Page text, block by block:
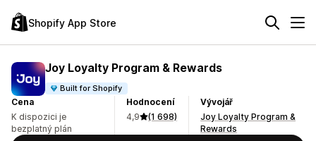
Shopify App Store
Joy Loyalty Program & Rewards
Built for Shopify
Cena
K dispozici je
bezplatný plán
Hodnocení
4,9
(1 698)
Vývojář
Joy Loyalty Program &
Rewards